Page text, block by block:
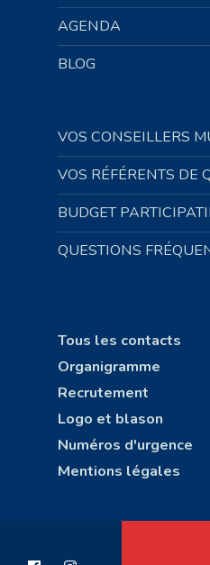
AGENDA
BLOG
VOS CONSEILLERS
VOS RÉFÉRENTS DE
BUDGET
QUESTIONS
Tous les contacts
Organigramme
Recrutement
Logo et blason
Numéros d'urgence
Mentions légales